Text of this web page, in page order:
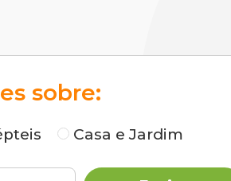
sobre:
Casa e Jardim